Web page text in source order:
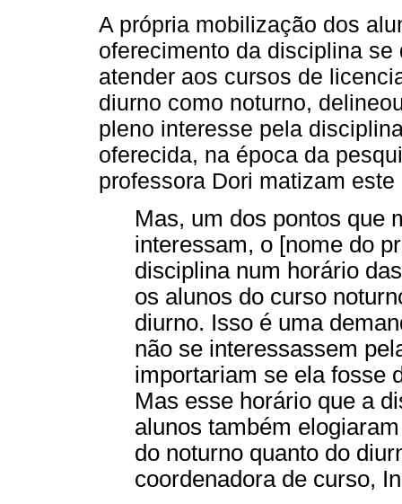
A própria mobilização dos
oferecimento da disciplina
atender aos cursos de
diurno como noturno,
pleno interesse pela
oferecida, na época da
professora Dori matizam este
Mas, um dos pontos que
interessam, o [nome do
disciplina num horário
os alunos do curso
diurno. Isso é uma
não se interessassem
importariam se ela fosse
Mas esse horário que a
alunos também
do noturno quanto do
coordenadora de curso,